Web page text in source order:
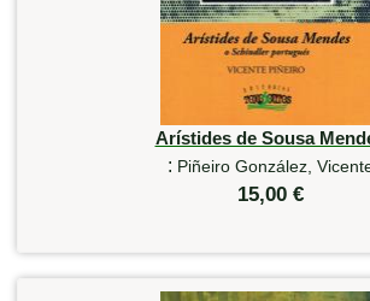
Arístides de Sousa
: Piñeiro González,
15,00 €